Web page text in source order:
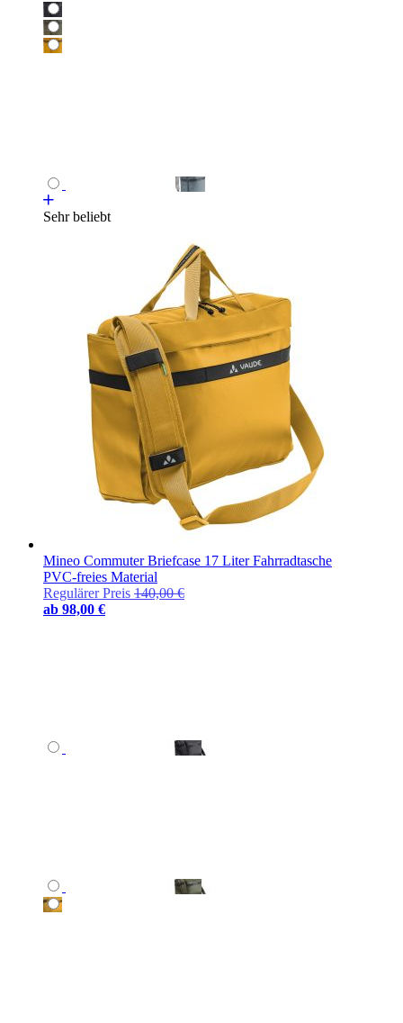
Sehr beliebt
Mineo Commuter Briefcase 17 Liter Fahrradtasche
PVC-freies Material
Regulärer Preis 140,00 €
ab 98,00 €